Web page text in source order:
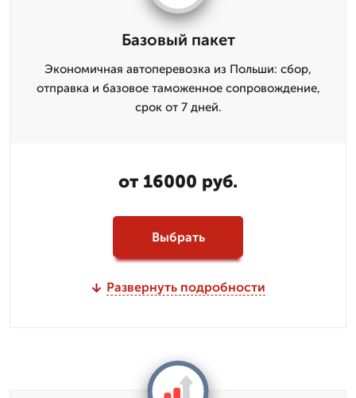
Базовый пакет
Экономичная автоперевозка из Польши: сбор,
отправка и базовое таможенное сопровождение,
срок от 7 дней.
от 16000 руб.
Выбрать
Развернуть подробности